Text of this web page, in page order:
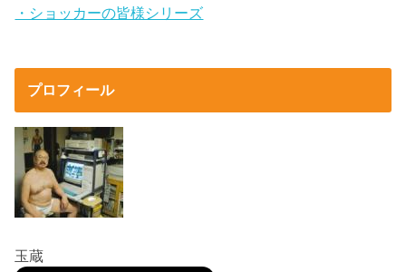
・ショッカーの皆様シリーズ
プロフィール
玉蔵